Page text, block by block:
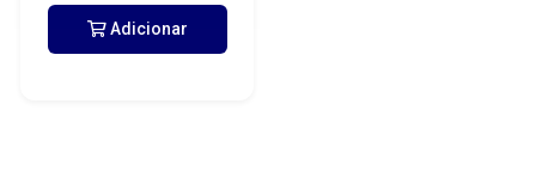
Adicionar